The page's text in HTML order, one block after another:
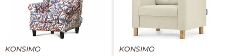
KONSIMO KONSIMO